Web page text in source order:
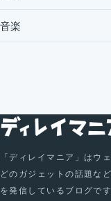
音楽
「ディレイマニア」はウ
どのガジェットの話題な
を発信しているブログで